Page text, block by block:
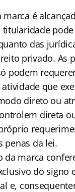
é
titularidade
das
privado. As
podem
que
direto ou
direta
penas da lei.
da marca
do signo
e,